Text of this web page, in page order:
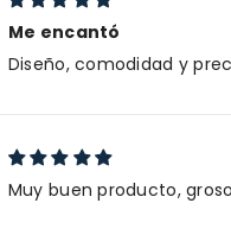
Me encantó
Diseño, comodidad y
Muy buen producto,